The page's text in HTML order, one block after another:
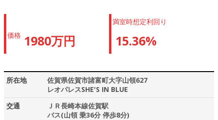
価格 1980万円
満室時想定利回り
15.36%
所在地
佐賀県佐賀市諸富町大字山領627
レオパレスSHE'S IN BLUE
交通
ＪＲ長崎本線佐賀駅
バス(山領 乗36分 停歩8分)